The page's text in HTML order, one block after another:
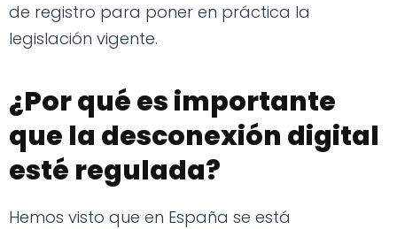
de registro para poner en práctica la
legislación vigente.
¿Por qué es importante
que la desconexión digital
esté regulada?
Hemos visto que en España se está